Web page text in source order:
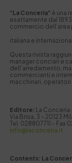
“La Conceria” è una
esattamente dal
commercio dell’area
italiana e
Questa rivista
manager conciari e
dell’arredamento,
commercianti e
macchinari,
Editore: La Conceria
Via Brisa, 3 – 20123
Tel. 028807711 – Fax
info@laconceria.it
Contents: La